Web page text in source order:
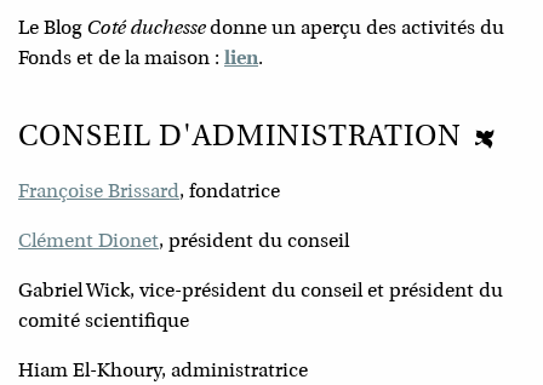
Le Blog Coté duchessedonne un aperçu des activités du
Fonds et de la maison : lien.
CONSEIL D'ADMINISTRATION
Françoise Brissard, fondatrice
Clément Dionet, président du conseil
Gabriel Wick, vice-président du conseil et président du
comité scientifique
Hiam El-Khoury, administratrice